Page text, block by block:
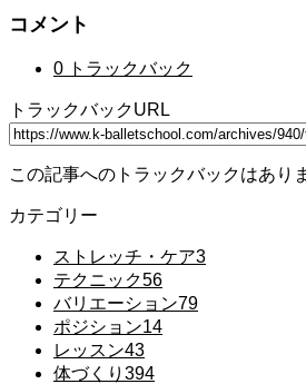
コメント
0 トラックバック
トラックバックURL
この記事へのトラックバックはあり
カテゴリー
ストレッチ・ケア3
テクニック56
バリエーション79
ポジション14
レッスン43
体づくり 394